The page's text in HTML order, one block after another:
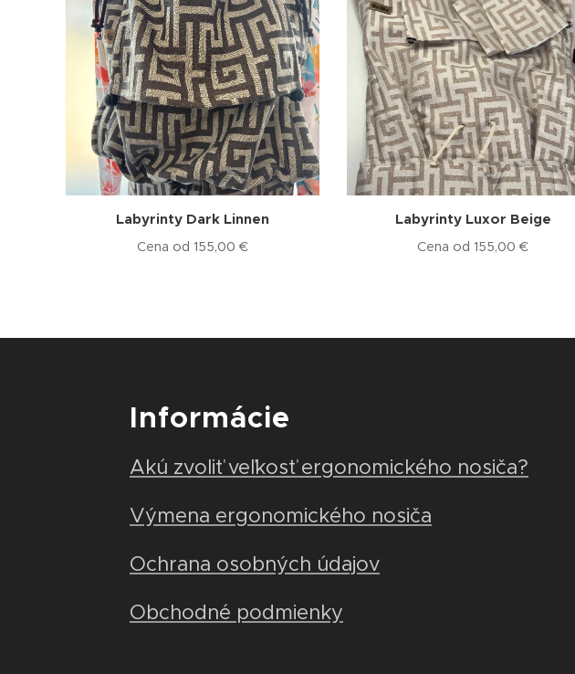
Labyrinty Dark Linnen
Cena od 155,00 €
Labyrinty Luxor Beige
Cena od155,00 €
Informácie
Akú zvoliť veľkosť ergonomického nosiča?
Výmena ergonomického nosiča
Ochrana osobných údajov
Obchodné podmienky